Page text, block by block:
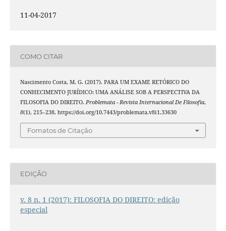
11-04-2017
COMO CITAR
Nascimento Costa, M. G. (2017). PARA UM EXAME RETÓRICO DO
CONHECIMENTO JURÍDICO: UMA ANÁLISE SOB A PERSPECTIVA DA
FILOSOFIA DO DIREITO. Problemata - Revista Internacional De Filosofia,
8(1), 215–238. https://doi.org/10.7443/problemata.v8i1.33630
Fomatos de Citação
EDIÇÃO
v. 8 n. 1 (2017): FILOSOFIA DO DIREITO: edição
especial